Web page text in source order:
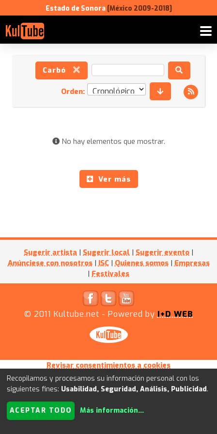
Estado de Sonora [México 2009-2018]
Carbó
Orden:
No hay elementos que mostrar.
Ver más
Sugerir artista | Sugerir local | Sugerir evento |
Anúnciese con nosotros | ISC | Quienes somos | Empresas
| Festivales
© 2011 Kultube.net - Powered by I+D WEB
Revisar consentimientos a cookies
Recopilamos y procesamos su información personal con los
siguientes fines: Usabilidad, Seguridad, Análisis, Publicidad.
ACEPTAR TODO Más información...